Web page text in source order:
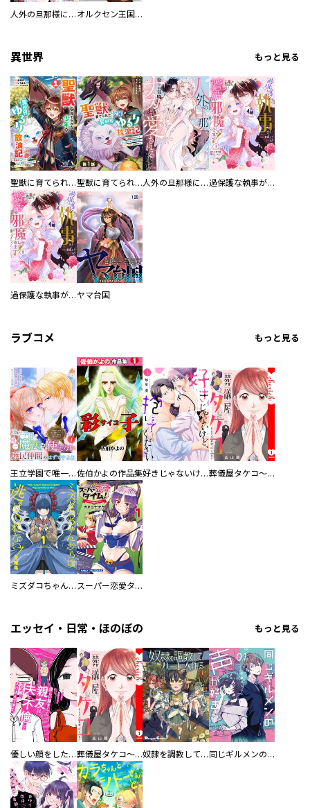
人外の旦那様に娶られ毎晩ナカまで愛される…。アンソロジー オルクセン王国史
異世界 もっと見る
聖獣に育てられた少年の異世界ゆるり放浪記～神様からもらったチート魔法で、仲間たちとスローライフを満喫中～ 聖獣に育てられた少年の異世界ゆるり放浪記～神様からもらったチート魔法で、仲間たちとスローライフを満喫中～【分冊版】 人外の旦那様に娶られ毎晩ナカまで愛される…。アンソロジー 過保護な執事が私の婚活を邪魔してきます！ 分冊版
過保護な執事が私の婚活を邪魔してきます！ ヤマ台国
ラブコメ もっと見る
王立学園で唯一魔法が使えない庶民仲間のはずですよね～実は王子様で私を溺愛しているなんて告白はやめてください～佐伯かよの作品集 好きじゃないけど、抱いてください【電子単行本版／特典おまけ付き】 葬儀屋タケコ～あなたの最期、叶えます【電子単行本版】
ミズダコちゃんからは逃げられない！ スーパー恋愛タイム！～現場でドＳな彼女は自宅でデレる～
エッセイ・日常・ほのぼの もっと見る
優しい顔をした親友は、夫と不倫して私の家に入り込んできた。 葬儀屋タケコ～あなたの最期、叶えます【電子単行本版】 奴隷を調教してハーレム作る 同じギルメンの声が好き